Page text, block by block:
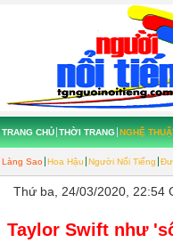
TRANG CHỦ THỜI TRANG NGHỆ
Làng Sao Hoa Hậu Người Nổi Tiếng
Thứ ba, 24/03/2020, 22:54
Taylor Swift như